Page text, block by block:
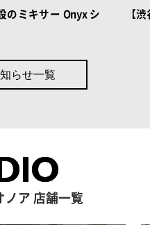
のミキサー Onyx シ
【
らせ一覧
ノア 店舗一覧